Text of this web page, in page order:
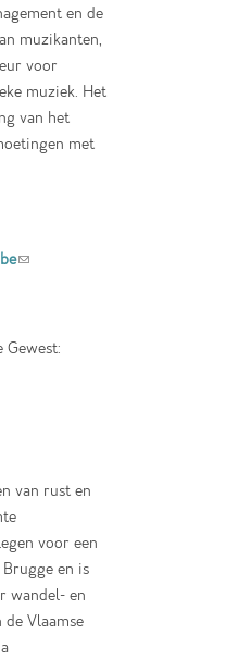
en de
muzikanten,
voor
muziek. Het
van het
met
(link sends e-
Gewest:
van rust en
voor een
en is
wandel- en
Vlaamse